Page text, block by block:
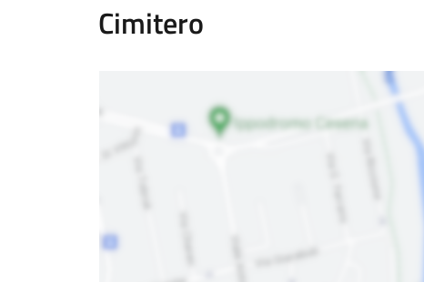
Cimitero